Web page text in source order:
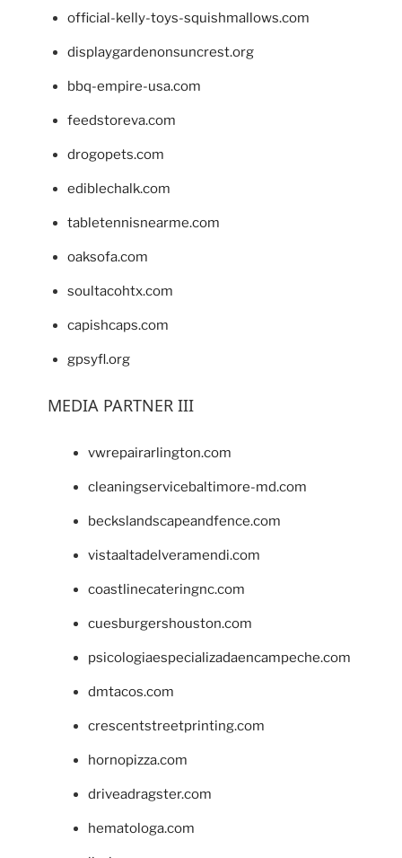
official-kelly-toys-squishmallows.com
displaygardenonsuncrest.org
bbq-empire-usa.com
feedstoreva.com
drogopets.com
ediblechalk.com
tabletennisnearme.com
oaksofa.com
soultacohtx.com
capishcaps.com
gpsyfl.org
MEDIA PARTNER III
vwrepairarlington.com
cleaningservicebaltimore-md.com
beckslandscapeandfence.com
vistaaltadelveramendi.com
coastlinecateringnc.com
cuesburgershouston.com
psicologiaespecializadaencampeche.com
dmtacos.com
crescentstreetprinting.com
hornopizza.com
driveadragster.com
hematologa.com